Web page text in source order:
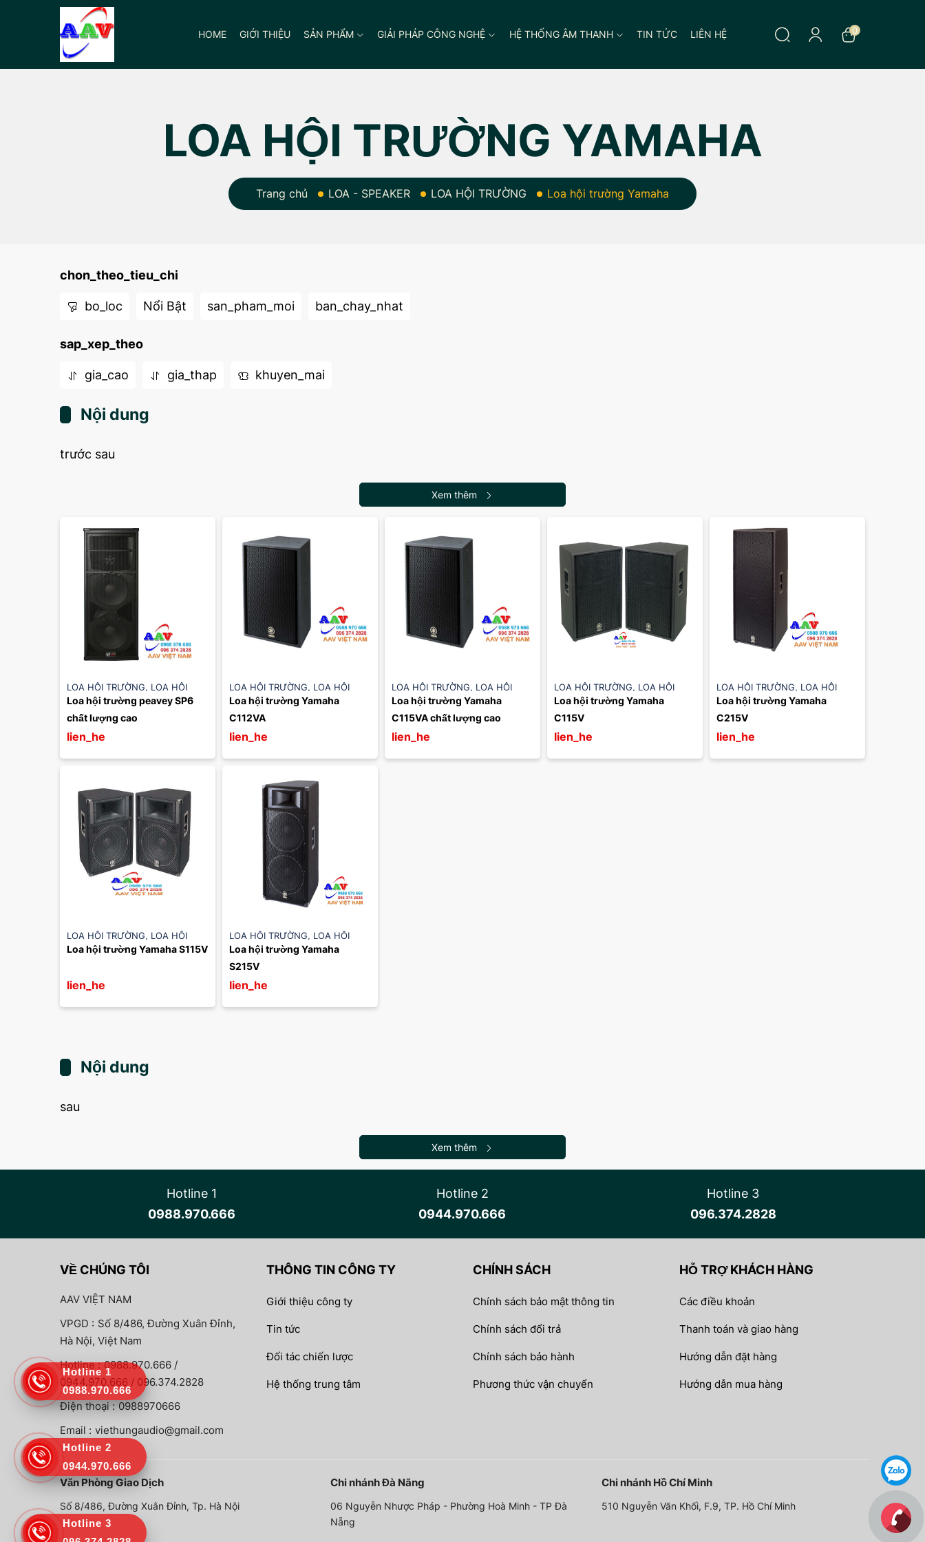
HOME GIỚI THIỆU SẢN PHẨM GIẢI PHÁP CÔNG NGHỆ HỆ THỐNG ÂM THANH TIN TỨC LIÊN HỆ 0
LOA HỘI TRƯỜNG YAMAHA
Trang chủ LOA - SPEAKER LOA HỘI TRƯỜNG Loa hội trường Yamaha
chon_theo_tieu_chi
bo_loc Nổi Bật san_pham_moi ban_chay_nhat
sap_xep_theo
gia_cao gia_thap khuyen_mai
Nội dung
trước sau
Xem thêm
LOA HỘI TRƯỜNG, LOA HỘI
TRƯỜNG YAMAHA
Loa hội trường peavey SP6
chất lượng cao
lien_he
LOA HỘI TRƯỜNG, LOA HỘI
TRƯỜNG YAMAHA
Loa hội trường Yamaha
C112VA
lien_he
LOA HỘI TRƯỜNG, LOA HỘI
TRƯỜNG YAMAHA
Loa hội trường Yamaha
C115VA chất lượng cao
lien_he
LOA HỘI TRƯỜNG, LOA HỘI
TRƯỜNG YAMAHA
Loa hội trường Yamaha
C115V
lien_he
LOA HỘI TRƯỜNG, LOA HỘI
TRƯỜNG YAMAHA
Loa hội trường Yamaha
C215V
lien_he
LOA HỘI TRƯỜNG, LOA HỘI
TRƯỜNG YAMAHA
Loa hội trường Yamaha S115V
lien_he
LOA HỘI TRƯỜNG, LOA HỘI
TRƯỜNG YAMAHA
Loa hội trường Yamaha
S215V
lien_he
Nội dung
sau
Xem thêm
Hotline 1
0988.970.666
Hotline 2
0944.970.666
Hotline 3
096.374.2828
VỀ CHÚNG TÔI
AAV VIỆT NAM
VPGD : Số 8/486, Đường Xuân Đỉnh,
Hà Nội, Việt Nam
Hotline : 0988.970.666 /
0944.970.666 / 096.374.2828
Điện thoại : 0988970666
Email : viethungaudio@gmail.com
THÔNG TIN CÔNG TY
Giới thiệu công ty
Tin tức
Đối tác chiến lược
Hệ thống trung tâm
CHÍNH SÁCH
Chính sách bảo mật thông tin
Chính sách đổi trả
Chính sách bảo hành
Phương thức vận chuyển
HỖ TRỢ KHÁCH HÀNG
Các điều khoản
Thanh toán và giao hàng
Hướng dẫn đặt hàng
Hướng dẫn mua hàng
Văn Phòng Giao Dịch
Số 8/486, Đường Xuân Đỉnh, Tp. Hà Nội
Chi nhánh Đà Nãng
06 Nguyễn Nhược Pháp - Phường Hoà Minh - TP Đà
Nẵng
Chi nhánh Hồ Chí Minh
510 Nguyễn Văn Khối, F.9, TP. Hồ Chí Minh
Hotline 1
0988.970.666
Hotline 2
0944.970.666
Hotline 3